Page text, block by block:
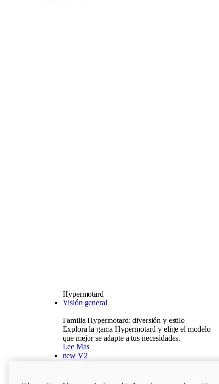
Hypermotard
Visión general
Familia Hypermotard: diversión y estilo
Explora la gama Hypermotard y elige el modelo
que mejor se adapte a tus necesidades.
Lee Mas
new V2
120,4 hp
Potencia